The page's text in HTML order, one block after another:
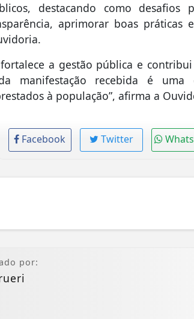
destacando como
aprimorar boas práticas
a gestão pública e
manifestação recebida é
à população”, afirma a
Facebook Twitter
por: